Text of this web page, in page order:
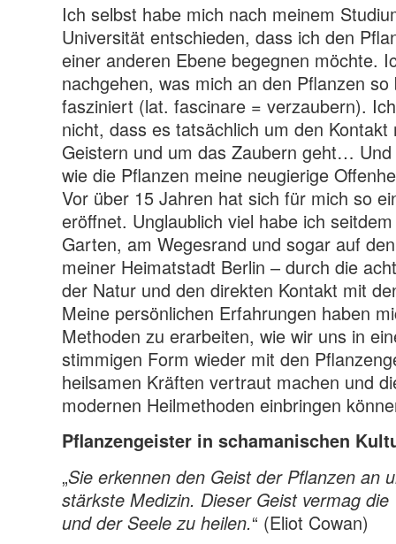
Ich selbst habe mich nach meinem
Universität entschieden, dass ich den
einer anderen Ebene begegnen möchte.
nachgehen, was mich an den Pflanzen
fasziniert (lat. fascinare = verzaubern).
nicht, dass es tatsächlich um den
Geistern und um das Zaubern geht…
wie die Pflanzen meine neugierige
Vor über 15 Jahren hat sich für mich so
eröffnet. Unglaublich viel habe ich
Garten, am Wegesrand und sogar auf
meiner Heimatstadt Berlin – durch die
der Natur und den direkten Kontakt mit
Meine persönlichen Erfahrungen haben
Methoden zu erarbeiten, wie wir uns in
stimmigen Form wieder mit den
heilsamen Kräften vertraut machen und
modernen Heilmethoden einbringen
Pflanzengeister in schamanischen
„Sie erkennen den Geist der Pflanzen an
stärkste Medizin. Dieser Geist vermag
und der Seele zu heilen.“ (Eliot Cowan)